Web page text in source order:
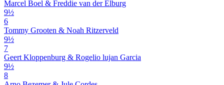
Marcel Boel & Freddie van der Elburg
9½
6
Tommy Grooten & Noah Ritzerveld
9½
7
Geert Kloppenburg & Rogelio lujan Garcia
9½
8